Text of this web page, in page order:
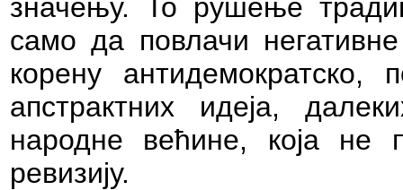
значењу. То рушење
само да повлачи
корену
апстрактних идеја,
народне већине, која не
ревизију.